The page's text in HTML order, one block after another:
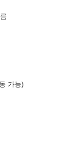
가능)